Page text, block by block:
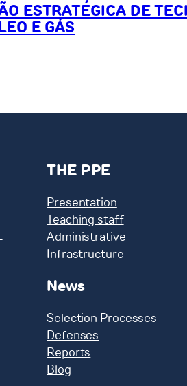
ESTRATÉGICA DE
E GÁS
THE PPE
Presentation
Teaching staff
Administrative
Infrastructure
News
Selection Processes
Defenses
Reports
Blog